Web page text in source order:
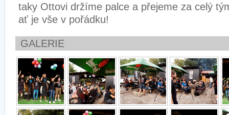
taky Ottovi držíme palce a přejeme za celý
ať je vše v pořádku!
GALERIE